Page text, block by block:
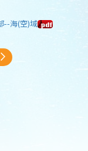
--海(空)域